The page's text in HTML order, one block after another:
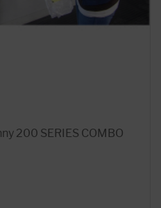
200 SERIES COMBO